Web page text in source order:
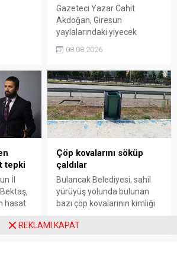
çaplı
Gazeteci Yazar Cahit
Akdoğan, Giresun
yaylalarındaki yiyecek
fiyatlarının çevre illere göre
belirgin biçimde yüksek
Valiliği, Tarım ve Orman İl
Müdürlüğü ile ilgili kurumları
denetime çağırdı. Akdoğan,
yüzde 50’ye ulaşan fiyat
farklarının araştırılması
gerektiğini söyledi.
08.08.2026
tepki
İl
hasat
Çöp kovalarını söküp
çaldılar
Bulancak Belediyesi, sahil
yürüyüş yolunda bulunan
bazı çöp kovalarının kimliği
sökülerek çalındığını açıkladı.
08.08.2026
REKLAMI KAPAT